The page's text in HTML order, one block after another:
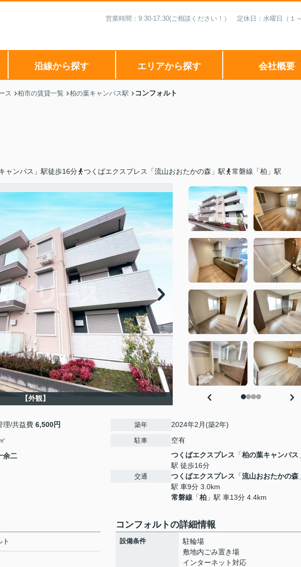
営業時間：9:30-17:30(ご相談ください！） 定休日：水曜日（１
沿線から探す エリアから探す 会社概要
ス 柏市の賃貸一覧 柏の葉キャンパス駅 コンフォルト
ャンパス」駅徒歩16分
つくばエクスプレス「流山おおたかの森」駅 常磐線「柏」駅
【外観】
/共益費 6,500円
余二
築年 2024年2月(築2年)
駐車 空有
交通
つくばエクスプレス 「柏の葉キャンパス
駅 徒歩16分
つくばエクスプレス 「流山おおたかの森
駅 車9分 3.0km
常磐線 「柏 」駅 車13分 4.4km
ト
コンフォルトの詳細情報
設備条件
駐輪場
敷地内ごみ置き場
インターネット対応